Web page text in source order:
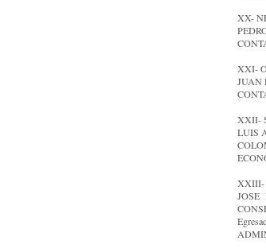
XX-
XXI-
JUAN
XXII-
LUIS
XXIII-